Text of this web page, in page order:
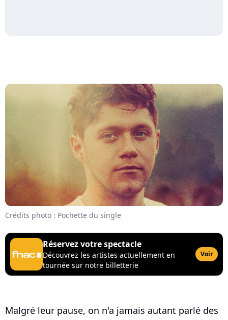
Crédits photo : Pochette du single
Réservez votre spectacle
Découvrez les artistes actuellement en
tournée sur notre billetterie
Voir
Malgré leur pause, on n'a jamais autant parlé des